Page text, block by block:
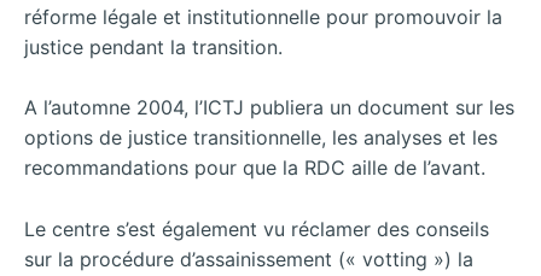
réforme légale et institutionnelle pour promouvoir la
justice pendant la transition.
A l’automne 2004, l’ICTJ publiera un document sur les
options de justice transitionnelle, les analyses et les
recommandations pour que la RDC aille de l’avant.
Le centre s’est également vu réclamer des conseils
sur la procédure d’assainissement (« votting ») la